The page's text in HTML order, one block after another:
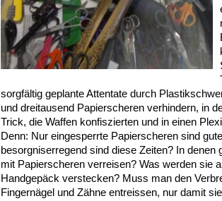
sorgfältig geplante Attentate durch
und dreitausend Papierscheren verhindern, in
Trick, die Waffen konfiszierten und in einen
Denn: Nur eingesperrte Papierscheren sind
besorgniserregend sind diese Zeiten? In denen
mit Papierscheren verreisen? Was werden sie
Handgepäck verstecken? Muss man den
Fingernägel und Zähne entreissen, nur damit